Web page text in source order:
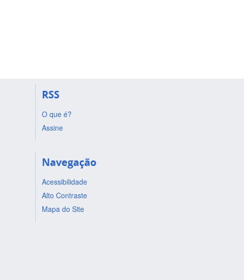
RSS
O que é?
Assine
Navegação
Acessibilidade
Alto Contraste
Mapa do Site